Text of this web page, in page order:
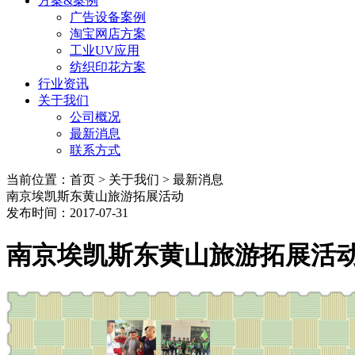
广告设备案例
淘宝网店方案
工业UV应用
纺织印花方案
行业资讯
关于我们
公司概况
最新消息
联系方式
当前位置：首页 > 关于我们 > 最新消息
南京埃凯斯东黄山旅游拓展活动
发布时间：2017-07-31
南京埃凯斯东黄山旅游拓展活